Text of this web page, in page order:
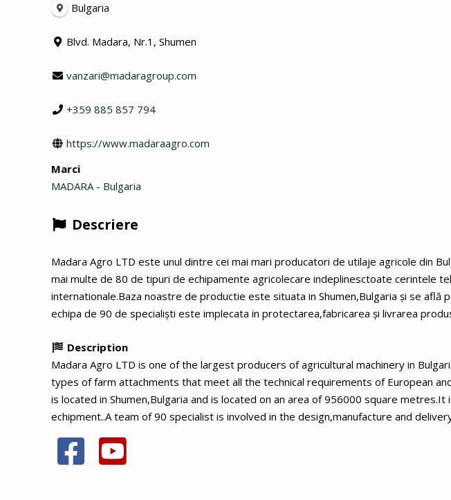
Bulgaria
Blvd. Madara, Nr.1, Shumen
vanzari@madaragroup.com
+359 885 857 794
https://www.madaraagro.com
Marci
MADARA - Bulgaria
Descriere
Madara Agro LTD este unul dintre cei mai mari producatori de utilaje agricole din
mai multe de 80 de tipuri de echipamente agricolecare indeplinesctoate cerintele
internationale.Baza noastre de productie este situata in Shumen,Bulgaria și se
echipa de 90 de specialiști este implecata in protectarea,fabricarea și livrarea
Description
Madara Agro LTD is one of the largest producers of agricultural machinery in
types of farm attachments that meet all the technical requirements of European
is located in Shumen,Bulgaria and is located on an area of 956000 square
echipment..A team of 90 specialist is involved in the design,manufacture and